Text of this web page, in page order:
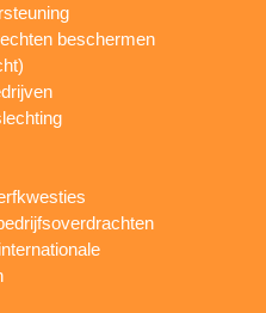
beschermen